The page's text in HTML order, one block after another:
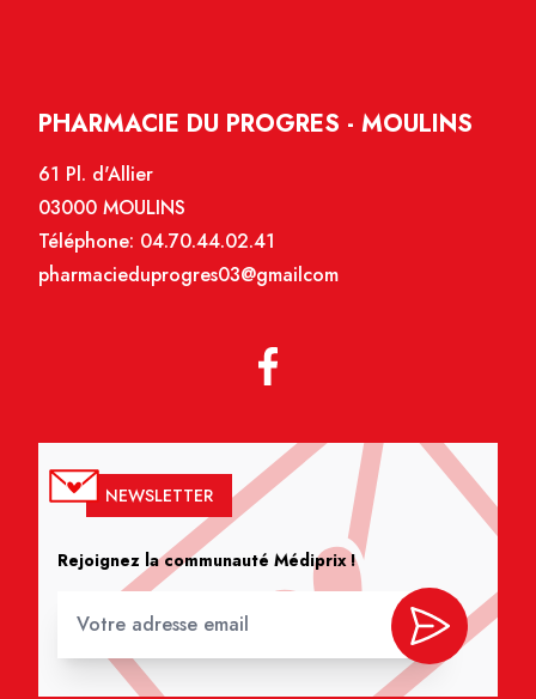
PHARMACIE DU PROGRES - MOULINS
61 Pl. d'Allier
03000 MOULINS
Téléphone: 04.70.44.02.41
pharmacieduprogres03@gmailcom
NEWSLETTER
Rejoignez la communauté Médiprix !